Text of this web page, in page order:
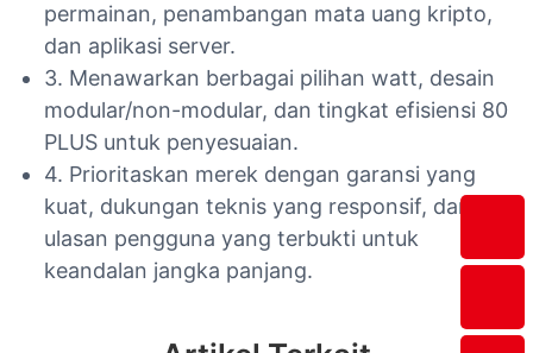
permainan, penambangan mata uang kripto,
dan aplikasi server.
3. Menawarkan berbagai pilihan watt, desain
modular/non-modular, dan tingkat efisiensi 80
PLUS untuk penyesuaian.
4. Prioritaskan merek dengan garansi yang
kuat, dukungan teknis yang responsif, dan
ulasan pengguna yang terbukti untuk
keandalan jangka panjang.